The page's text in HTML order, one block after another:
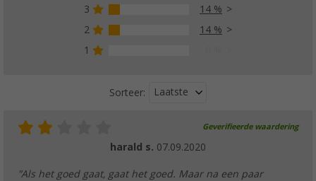
3
14 %
2
14 %
1
Sorteer: Laatste
Geverifieerde waardering
harald s. 07.09.2020
"Als het goed gaat, gaat het goed. Maar na een paar